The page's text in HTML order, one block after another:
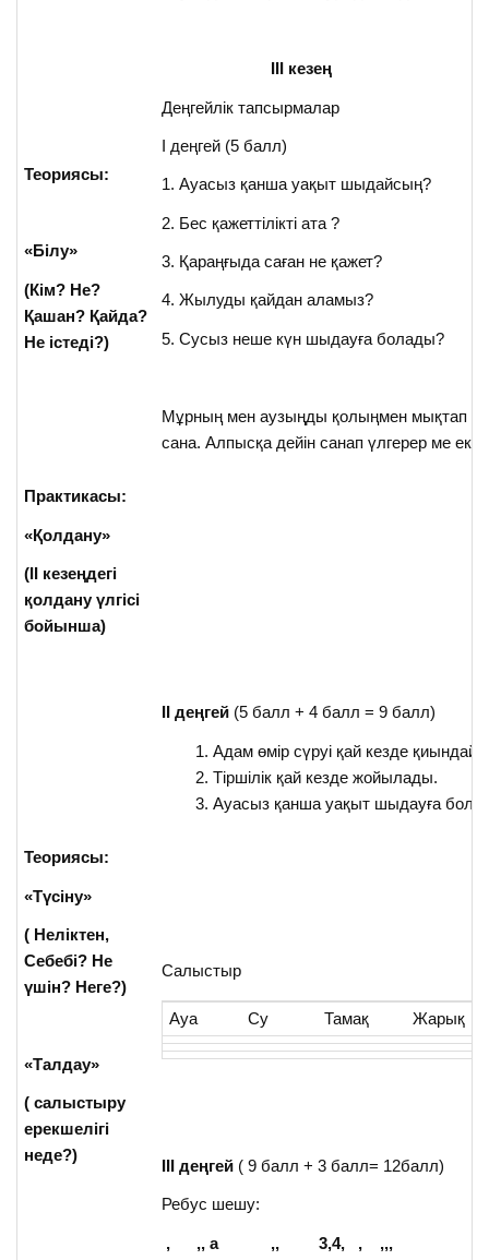
Теориясы:
«Білу»
(Кім? Не?
Қашан? Қайда?
Не істеді?)
Практикасы:
«Қолдану»
(II кезеңдегі
қолдану үлгісі
бойынша)
Теориясы:
«Түсіну»
( Неліктен,
Себебі? Не
үшін? Неге?)
«Талдау»
( салыстыру
ерекшелігі
неде?)
III кезең
Деңгейлік тапсырмалар
I деңгей (5 балл)
1. Ауасыз қанша уақыт шыдайсың?
2. Бес қажеттілікті ата ?
3. Қараңғыда саған не қажет?
4. Жылуды қайдан аламыз?
5. Сусыз неше күн шыдауға болады?
Мұрның мен аузыңды қолыңмен мықтап
сана. Алпысқа дейін санап үлгерер ме
II деңгей (5 балл + 4 балл = 9 балл)
Адам өмір сүруі қай кезде
Тіршілік қай кезде жойылады.
Ауасыз қанша уақыт шыдауға
Салыстыр
Ауа Су Тамақ Жарық
III деңгей ( 9 балл + 3 балл= 12балл)
Ребус шешу:
, ,, а ,, 3,4, , ,,,